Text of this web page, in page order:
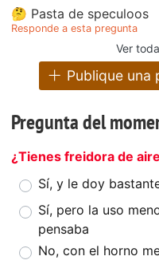
🤔 Pasta de speculoos
Responde a esta pregunta
Ver
Publique una
Pregunta del
¿Tienes freidora de
Sí, y le doy
Sí, pero la uso
pensaba
No, con el horno